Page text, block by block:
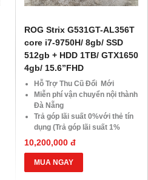
ROG Strix G531GT-AL356T
core i7-9750H/ 8gb/ SSD
512gb + HDD 1TB/ GTX1650
4gb/ 15.6”FHD
Hỗ Trợ Thu Cũ Đổi Mới
Miễn phí vận chuyển nội thành
Đà Nẵng
Trả góp lãi suất 0%với thẻ tín
dụng (Trả góp lãi suất 1%
HDsaison - chỉ cần CMND
BLX hoặc hộ khẩu gốc )
Giảm 20%khi nâng cấp Ram-
SSD
10,200,000 đ
MUA NGAY